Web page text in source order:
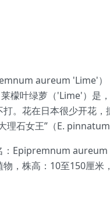
aureum 'Lime'
檬叶绿萝（'Lime'）是
。花在日本很少开花
理石女王”（E.
：Epipremnum
，株高：10至150厘